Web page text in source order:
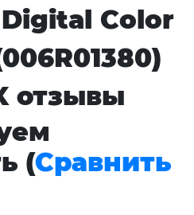
Color
отзывы
(Сравнить